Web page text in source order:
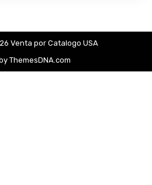
Venta por Catalogo USA
ThemesDNA.com